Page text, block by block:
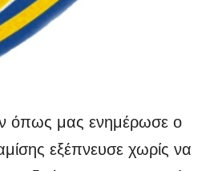
όπως μας ενημέρωσε ο
εξέπνευσε χωρίς να